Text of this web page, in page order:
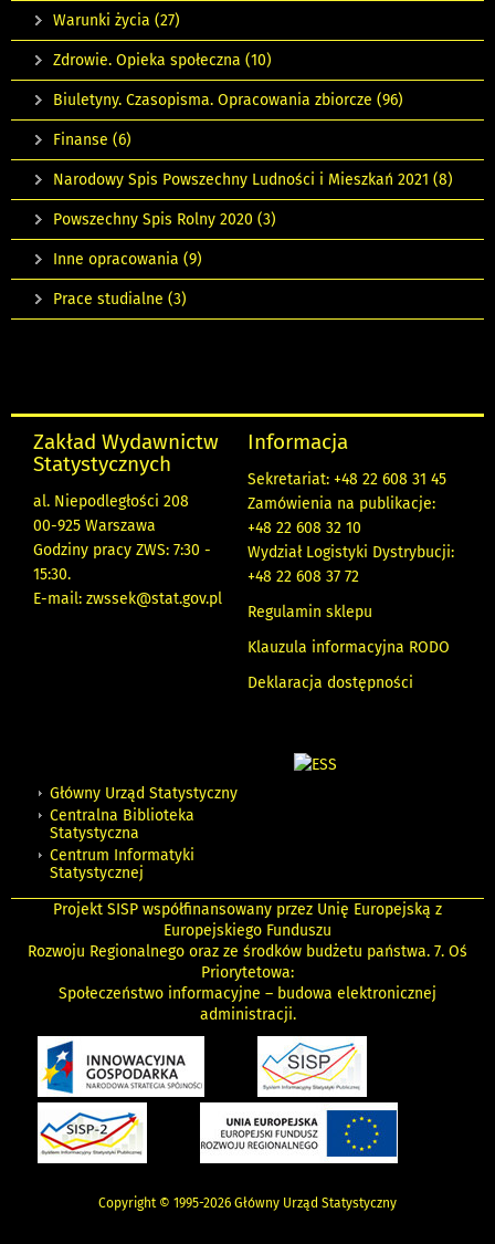
Warunki życia (27)
Zdrowie. Opieka społeczna (10)
Biuletyny. Czasopisma. Opracowania zbiorcze (96)
Finanse (6)
Narodowy Spis Powszechny Ludności i Mieszkań 2021 (8)
Powszechny Spis Rolny 2020 (3)
Inne opracowania (9)
Prace studialne (3)
Zakład Wydawnictw
Statystycznych
al. Niepodległości 208
00-925 Warszawa
Godziny pracy ZWS: 7:30 -
15:30.
E-mail: zwssek@stat.gov.pl
Informacja
Sekretariat: +48 22 608 31 45
Zamówienia na publikacje:
+48 22 608 32 10
Wydział Logistyki Dystrybucji:
+48 22 608 37 72
Regulamin sklepu
Klauzula informacyjna RODO
Deklaracja dostępności
Główny Urząd Statystyczny
Centralna Biblioteka
Statystyczna
Centrum Informatyki
Statystycznej
Projekt SISP współfinansowany przez Unię Europejską z
Europejskiego Funduszu
Rozwoju Regionalnego oraz ze środków budżetu państwa. 7. Oś
Priorytetowa:
Społeczeństwo informacyjne – budowa elektronicznej
administracji.
Copyright © 1995-2026 Główny Urząd Statystyczny